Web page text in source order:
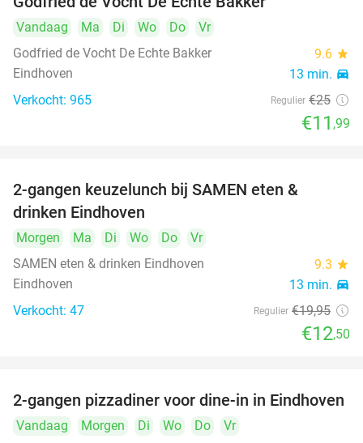
Vandaag Ma Di Wo Do
Vr
Godfried de Vocht De Echte Bakker
9.6 star
Eindhoven 13 min. directions_car
Verkocht: 965 Regulier €25
€11 ,99
2-gangen keuzelunch bij SAMEN eten &
drinken Eindhoven
Morgen Ma Di Wo Do
Vr
SAMEN eten & drinken Eindhoven
9.3 star
Eindhoven 13 min. directions_car
Verkocht: 47 Regulier €19,95
€12,50
26%
2-gangen pizzadiner voor dine-in in Eindhoven
Vandaag Morgen Di Wo Do
Vr